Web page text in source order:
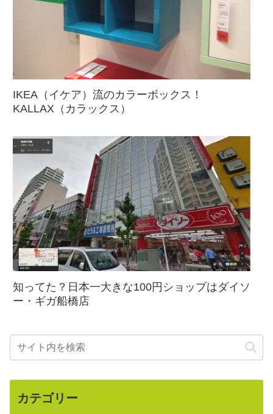
IKEA（イケア）流のカラーボックス！
KALLAX（カラックス）
知ってた？日本一大きな100円ショップはダイソ
ー・ギガ船橋店
カテゴリー